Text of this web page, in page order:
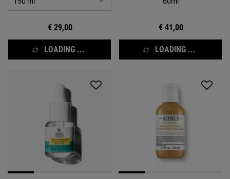
€ 29,00
LOADING ...
€ 41,00
LOADING ...